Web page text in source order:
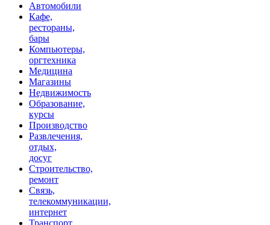
Автомобили
Кафе,
рестораны,
бары
Компьютеры,
оргтехника
Медицина
Магазины
Недвижимость
Образование,
курсы
Производство
Развлечения,
отдых,
досуг
Строительство,
ремонт
Связь,
телекоммуникации,
интернет